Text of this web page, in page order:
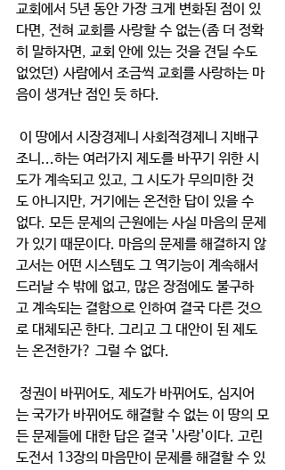
교회에서 5년 동안 가장 크게 변화된 점이 있
다면, 전혀 교회를 사랑할 수 없는(좀 더 정확
히 말하자면, 교회 안에 있는 것을 견딜 수도
없었던) 사람에서 조금씩 교회를 사랑하는 마
음이 생겨난 점인 듯 하다.
조니...하는 여러가지 제도를 바꾸기 위한 시
도가 계속되고 있고, 그 시도가 무의미한 것
도 아니지만, 거기에는 온전한 답이 있을 수
없다. 모든 문제의 근원에는 사실 마음의 문제
가 있기 때문이다. 마음의 문제를 해결하지 않
고서는 어떤 시스템도 그 역기능이 계속해서
드러날 수 밖에 없고, 많은 장점에도 불구하
고 계속되는 결함으로 인하여 결국 다른 것으
로 대체되곤 한다. 그리고 그 대안이 된 제도
는 온전한가? 그럴 수 없다.
는 국가가 바뀌어도 해결할 수 없는 이 땅의 모
든 문제들에 대한 답은 결국 '사랑'이다. 고린
도전서 13장의 마음만이 문제를 해결할 수 있